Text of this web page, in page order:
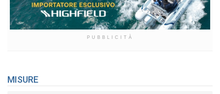
PUBBLICITÀ
MISURE